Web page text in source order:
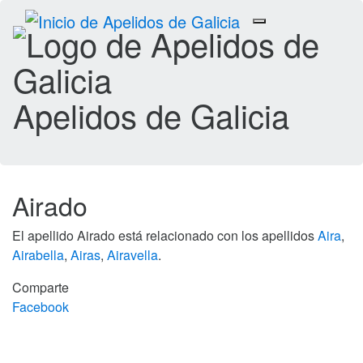
Toggle
navigation
Apelidos de Galicia
Airado
El apellido Airado está relacionado con los apellidosAira,
Airabella, Airas, Airavella.
Comparte
Facebook